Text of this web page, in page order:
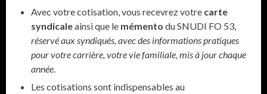
Avec votre cotisation, vous recevrez votre carte
syndicaleainsi que le mémentodu SNUDI FO 53,
réservé aux syndiqués, avec des informations pratiques
pour votre carrière, votre vie familiale, mis à jour chaque
année
Les cotisations sont indispensables au